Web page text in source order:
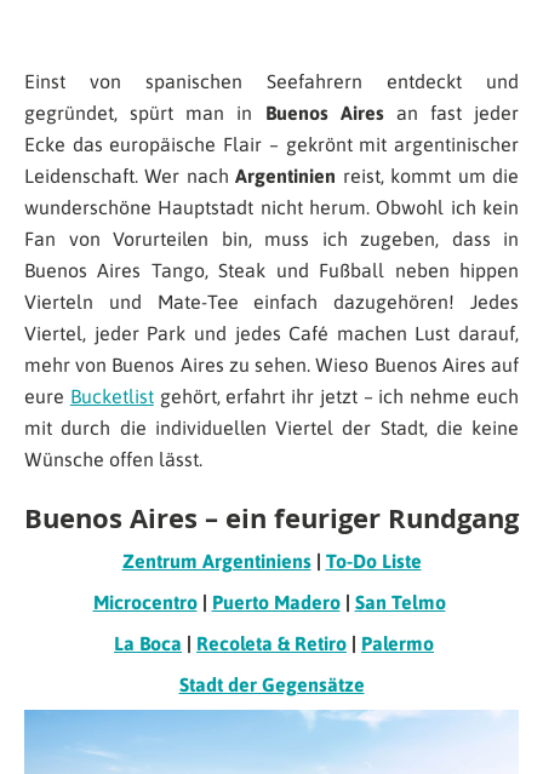
Einst von spanischen Seefahrern entdeckt und
gegründet, spürt man in Buenos Aires an fast jeder
Ecke das europäische Flair – gekrönt mit argentinischer
Leidenschaft. Wer nachArgentinien reist, kommt um die
wunderschöne Hauptstadt nicht herum. Obwohl ich kein
Fan von Vorurteilen bin, muss ich zugeben, dass in
Buenos Aires Tango, Steak und Fußball neben hippen
Vierteln und Mate-Tee einfach dazugehören! Jedes
Viertel, jeder Park und jedes Café machen Lust darauf,
mehr von Buenos Aires zu sehen. Wieso Buenos Aires auf
eure Bucketlistgehört, erfahrt ihr jetzt – ich nehme euch
mit durch die individuellen Viertel der Stadt, die keine
Wünsche offen lässt.
Buenos Aires – ein feuriger Rundgang
Zentrum Argentiniens| To-Do Liste
Microcentro| Puerto Madero| San Telmo
La Boca | Recoleta & Retiro | Palermo
Stadt der Gegensätze